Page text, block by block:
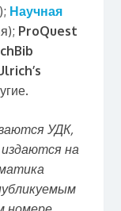
Научная
ProQuest
s
УДК,
на